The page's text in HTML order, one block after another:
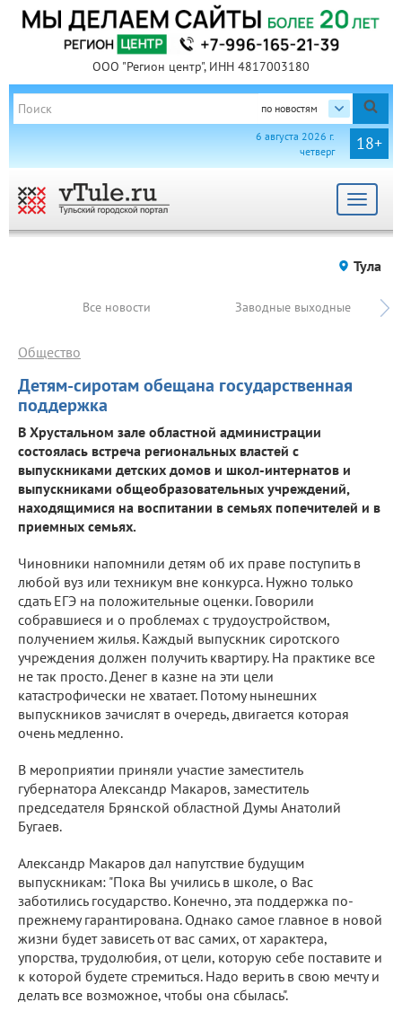
ООО "Регион центр", ИНН 4817003180
по новостям
18+
6 августа 2026 г.
четверг
Toggle
Тула
Все новости Заводные выходные
Детям-сиротам обещана государственная
поддержка
Общество
В Хрустальном зале областной администрации
состоялась встреча региональных властей с
выпускниками детских домов и школ-интернатов и
выпускниками общеобразовательных учреждений,
находящимися на воспитании в семьях попечителей и в
приемных семьях.
Чиновники напомнили детям об их праве поступить в
любой вуз или техникум вне конкурса. Нужно только
сдать ЕГЭ на положительные оценки. Говорили
собравшиеся и о проблемах с трудоустройством,
получением жилья. Каждый выпускник сиротского
учреждения должен получить квартиру. На практике все
не так просто. Денег в казне на эти цели
катастрофически не хватает. Потому нынешних
выпускников зачислят в очередь, двигается которая
очень медленно.
В мероприятии приняли участие заместитель
губернатора Александр Макаров, заместитель
председателя Брянской областной Думы Анатолий
Бугаев.
Александр Макаров дал напутствие будущим
выпускникам: "Пока Вы учились в школе, о Вас
заботились государство. Конечно, эта поддержка по-
прежнему гарантирована. Однако самое главное в новой
жизни будет зависеть от вас самих, от характера,
упорства, трудолюбия, от цели, которую себе поставите и
к которой будете стремиться. Надо верить в свою мечту и
делать все возможное, чтобы она сбылась".